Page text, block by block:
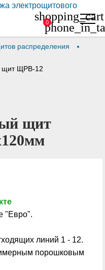
shopping_cart
0
распределения
щит ЩРВ-12
щит
"Евро".
линий 1 - 12.
порошковым